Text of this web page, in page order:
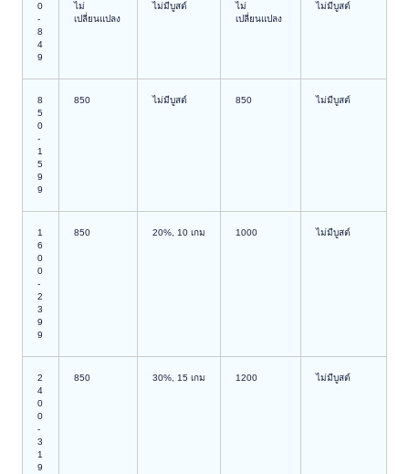
0
-
8
4
9
ไม่
เปลี่ยนแปลง
ไม่มีบูสต์
ไม่
เปลี่ยนแปลง
ไม่มีบูสต์
8
5
0
-
1
5
9
9
850 ไม่มีบูสต์ 850 ไม่มีบูสต์
1
6
0
0
-
2
3
9
9
850 20%, 10 เกม 1000 ไม่มีบูสต์
2
4
0
0
-
3
1
9
850 30%, 15 เกม 1200 ไม่มีบูสต์